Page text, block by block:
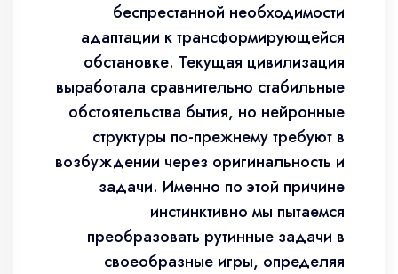
беспрестанной необходимости
адаптации к трансформирующейся
обстановке. Текущая цивилизация
выработала сравнительно стабильные
обстоятельства бытия, но нейронные
структуры по-прежнему требуют в
возбуждении через оригинальность и
задачи. Именно по этой причине
инстинктивно мы пытаемся
преобразовать рутинные задачи в
своеобразные игры, определяя